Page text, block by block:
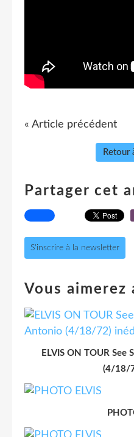
« Article précédent
Retour
Partager cet
S'inscrire à la newsletter
Vous aimerez
ELVIS ON TOUR See
(4/18/